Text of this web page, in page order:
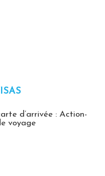
d’arrivée : Action-
voyage